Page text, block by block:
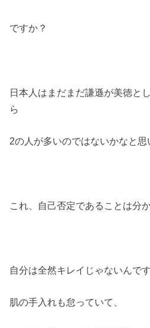
ですか？
日本人はまだまだ謙遜が美徳と
ら
2の人が多いのではないかなと
これ、自己否定であることは分
自分は全然キレイじゃないんです
肌の手入れも怠っていて、